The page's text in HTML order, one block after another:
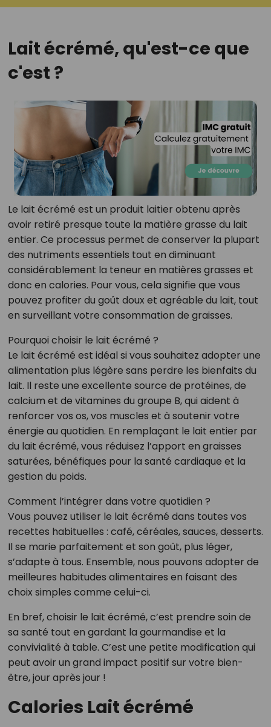
Lait écrémé, qu'est-ce que
c'est ?
Le lait écrémé est un produit laitier obtenu après
avoir retiré presque toute la matière grasse du lait
entier. Ce processus permet de conserver la plupart
des nutriments essentiels tout en diminuant
considérablement la teneur en matières grasses et
donc en calories. Pour vous, cela signifie que vous
pouvez profiter du goût doux et agréable du lait, tout
en surveillant votre consommation de graisses.
Pourquoi choisir le lait écrémé ?
Le lait écrémé est idéal si vous souhaitez adopter une
alimentation plus légère sans perdre les bienfaits du
lait. Il reste une excellente source de protéines, de
calcium et de vitamines du groupe B, qui aident à
renforcer vos os, vos muscles et à soutenir votre
énergie au quotidien. En remplaçant le lait entier par
du lait écrémé, vous réduisez l’apport en graisses
saturées, bénéfiques pour la santé cardiaque et la
gestion du poids.
Comment l’intégrer dans votre quotidien ?
Vous pouvez utiliser le lait écrémé dans toutes vos
recettes habituelles : café, céréales, sauces, desserts.
Il se marie parfaitement et son goût, plus léger,
s’adapte à tous. Ensemble, nous pouvons adopter de
meilleures habitudes alimentaires en faisant des
choix simples comme celui-ci.
En bref, choisir le lait écrémé, c’est prendre soin de
sa santé tout en gardant la gourmandise et la
convivialité à table. C’est une petite modification qui
peut avoir un grand impact positif sur votre bien-
être, jour après jour !
Calories Lait écrémé